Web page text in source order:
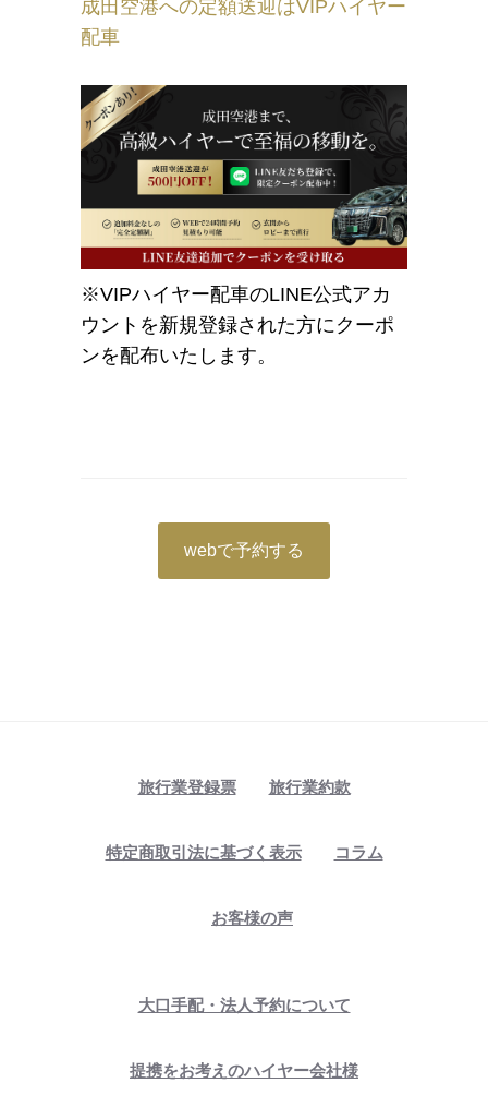
成田空港への定額送迎はVIPハイヤー
配車
※VIPハイヤー配車のLINE公式アカ
ウントを新規登録された方にクーポ
ンを配布いたします。
webで予約する
旅行業登録票 旅行業約款
特定商取引法に基づく表示 コラム
お客様の声
大口手配・法人予約について
提携をお考えのハイヤー会社様